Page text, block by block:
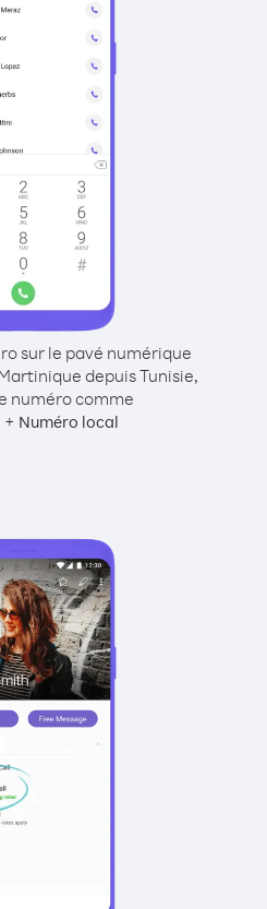
sur le pavé numérique
depuis Tunisie,
numéro comme
+ Numéro local